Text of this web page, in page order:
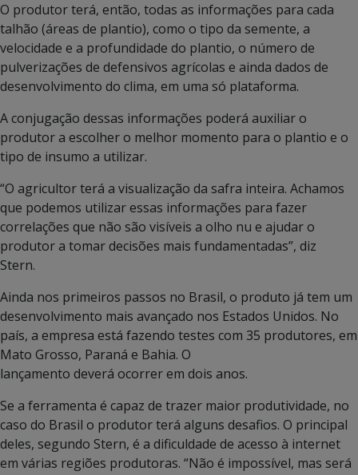
O produtor terá, então, todas as informações para cada
talhão (áreas de plantio), como o tipo da semente, a
velocidade e a profundidade do plantio, o número de
pulverizações de defensivos agrícolas e ainda dados de
desenvolvimento do clima, em uma só plataforma.
A conjugação dessas informações poderá auxiliar o
produtor a escolher o melhor momento para o plantio e o
tipo de insumo a utilizar.
“O agricultor terá a visualização da safra inteira. Achamos
que podemos utilizar essas informações para fazer
correlações que não são visíveis a olho nu e ajudar o
produtor a tomar decisões mais fundamentadas”, diz
Stern.
Ainda nos primeiros passos no Brasil, o produto já tem um
desenvolvimento mais avançado nos Estados Unidos. No
país, a empresa está fazendo testes com 35 produtores, em
Mato Grosso, Paraná e Bahia. O
lançamento deverá ocorrer em dois anos.
Se a ferramenta é capaz de trazer maior produtividade, no
caso do Brasil o produtor terá alguns desafios. O principal
deles, segundo Stern, é a dificuldade de acesso à internet
em várias regiões produtoras. “Não é impossível, mas será